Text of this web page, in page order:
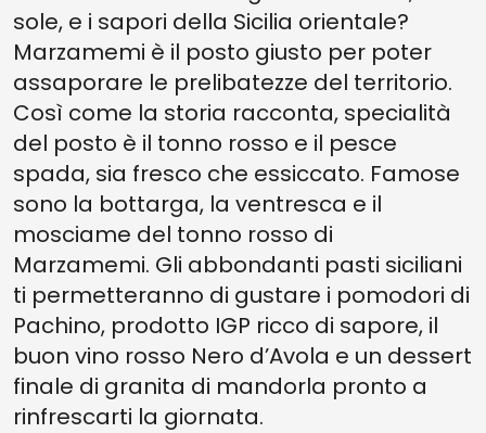
sole, e i sapori della Sicilia orientale?
Marzamemi è il posto giusto per poter
assaporare le prelibatezze del territorio.
Così come la storia racconta, specialità
del posto è il tonno rosso e il pesce
spada, sia fresco che essiccato. Famose
sono la bottarga, la ventresca e il
mosciame del tonno rosso di
Marzamemi. Gli abbondanti pasti siciliani
ti permetteranno di gustare i pomodori di
Pachino, prodotto IGP ricco di sapore, il
buon vino rosso Nero d’Avola e un dessert
finale di granita di mandorla pronto a
rinfrescarti la giornata.